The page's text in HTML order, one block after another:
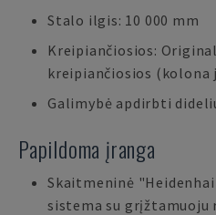
Stalo ilgis: 10 000 mm
Kreipiančiosios:
kreipiančiosios (kolona
Galimybė apdirbti
Papildoma įranga
Skaitmeninė
sistema su grįžtamuoju